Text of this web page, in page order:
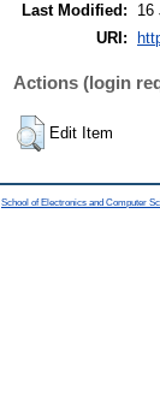
Last Modified:
16
URI:
Actions (login
Edit Item
School of Electronics and Computer